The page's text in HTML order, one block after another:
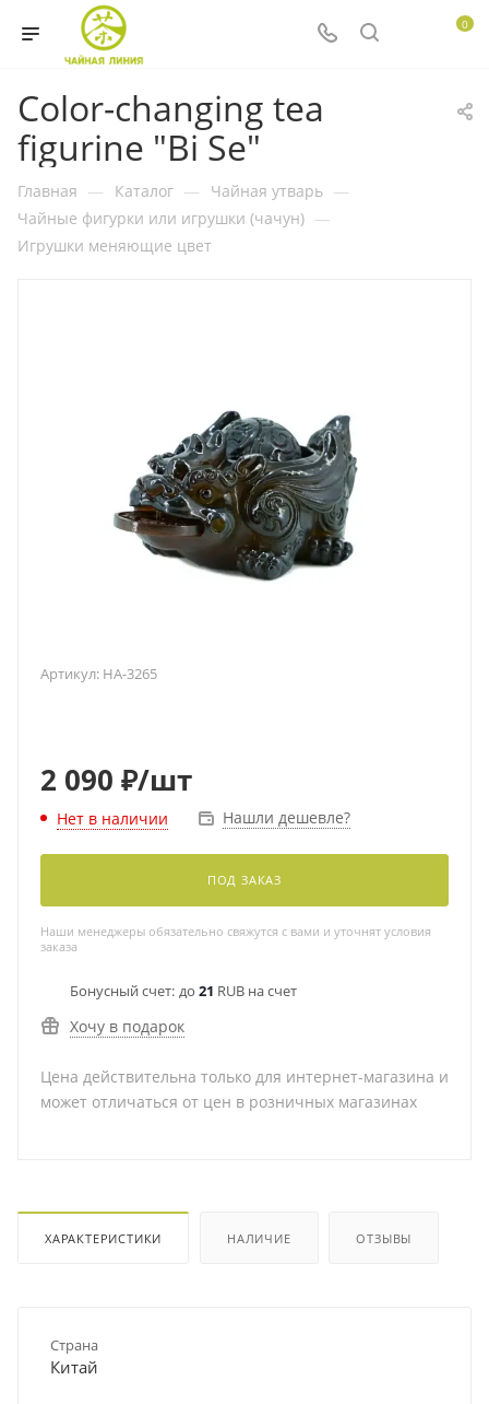
0
Color-changing tea
figurine "Bi Se"
Главная — Каталог — Чайная утварь —
Чайные фигурки или игрушки (чачун) —
Игрушки меняющие цвет
Артикул: HA-3265
2 090 ₽/шт
Нет в наличии Нашли дешевле?
ПОД ЗАКАЗ
Наши менеджеры обязательно свяжутся с вами и уточнят условия
заказа
Бонусный счет: до 21 RUB на счет
Хочу в подарок
Цена действительна только для интернет-магазина и
может отличаться от цен в розничных магазинах
ХАРАКТЕРИСТИКИ НАЛИЧИЕ ОТЗЫВЫ
Страна
Китай